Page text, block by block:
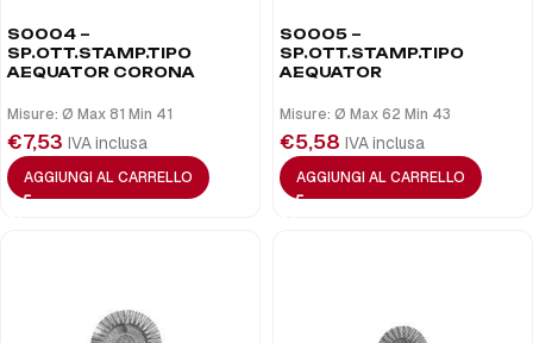
S0004 –
SP.OTT.STAMP.TIPO
AEQUATOR CORONA
Misure: Ø Max 81 Min 41
€7,53 IVA inclusa
AGGIUNGI AL CARRELLO
S0005 –
SP.OTT.STAMP.TIPO
AEQUATOR
Misure: Ø Max 62 Min 43
€5,58 IVA inclusa
AGGIUNGI AL CARRELLO